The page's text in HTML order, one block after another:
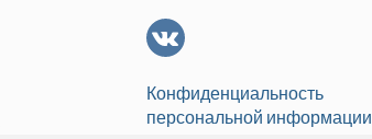
Конфиденциальность
персональной информации